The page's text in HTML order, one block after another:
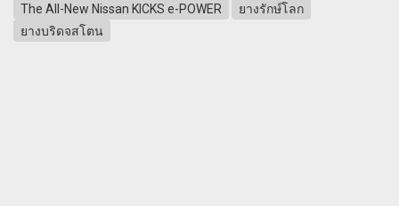
The All-New Nissan KICKS e-POWER
ยางรักษ์โลก
ยางบริดจสโตน